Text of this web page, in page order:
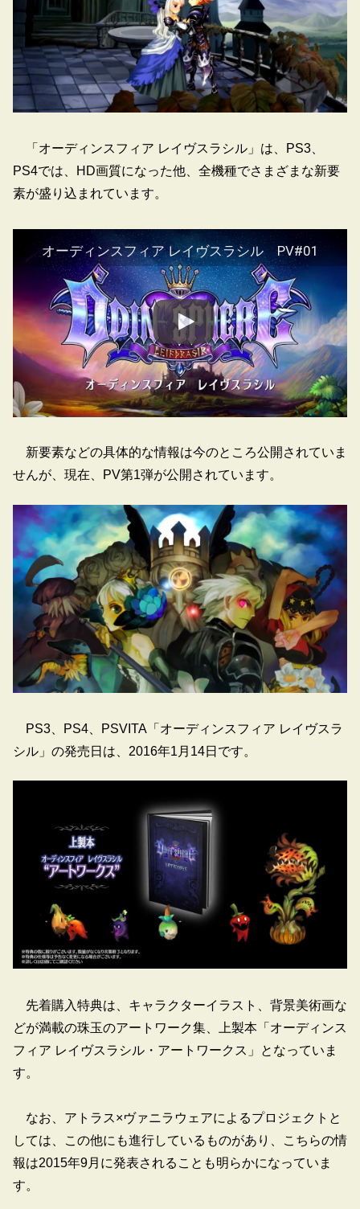
「オーディンスフィア レイヴスラシル」は、PS3、
PS4では、HD画質になった他、全機種でさまざまな新要
素が盛り込まれています。
オーディンスフィア レイヴスラシル PV#01
新要素などの具体的な情報は今のところ公開されていま
せんが、現在、PV第1弾が公開されています。
PS3、PS4、PSVITA「オーディンスフィア レイヴスラ
シル」の発売日は、2016年1月14日です。
先着購入特典は、キャラクターイラスト、背景美術画な
どが満載の珠玉のアートワーク集、上製本「オーディンス
フィア レイヴスラシル・アートワークス」となっていま
す。
なお、アトラス×ヴァニラウェアによるプロジェクトと
しては、この他にも進行しているものがあり、こちらの情
報は2015年9月に発表されることも明らかになっていま
す。